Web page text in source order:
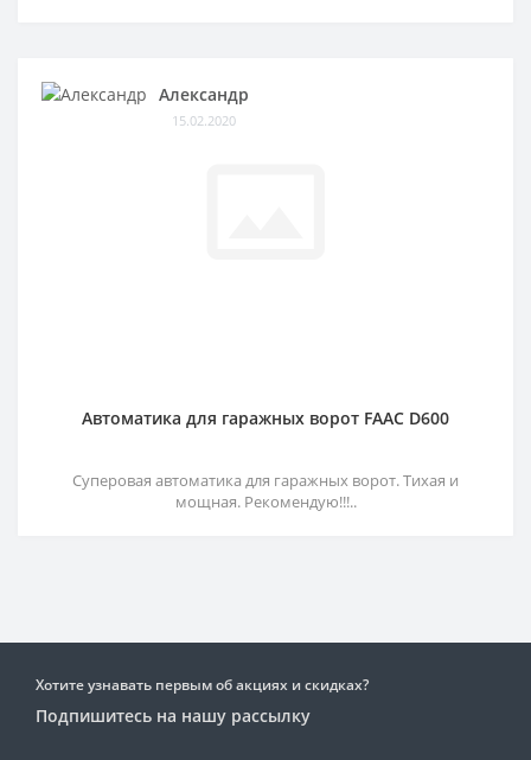
Александр
15.02.2020
Автоматика для гаражных ворот FAAC D600
Суперовая автоматика для гаражных ворот. Тихая и
мощная. Рекомендую!!!..
Хотите узнавать первым об акциях и скидках?
Подпишитесь на нашу рассылку